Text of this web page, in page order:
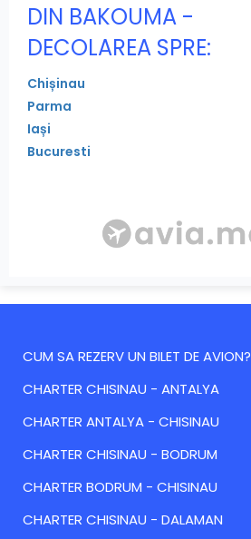
DIN BAKOUMA -
DECOLAREA SPRE:
Chișinau
Parma
Iași
Bucuresti
CUM SA REZERV UN BILET DE AVION?
CHARTER CHISINAU - ANTALYA
CHARTER ANTALYA - CHISINAU
CHARTER CHISINAU - BODRUM
CHARTER BODRUM - CHISINAU
CHARTER CHISINAU - DALAMAN